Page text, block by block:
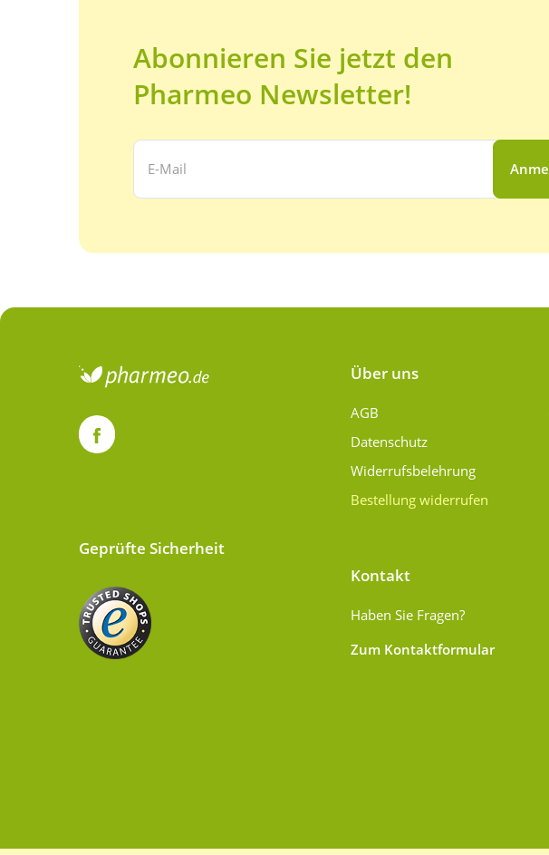
Abonnieren Sie jetzt den
Pharmeo Newsletter!
Ihre E-Mail Adresse:
Über uns
AGB
Datenschutz
Widerrufsbelehrung
Bestellung widerrufen
Kontakt
Haben Sie Fragen?
Zum Kontaktformular
Geprüfte Sicherheit